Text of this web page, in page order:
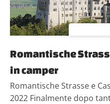
Romantische
in camper
Romantische Strasse e
2022 Finalmente dopo